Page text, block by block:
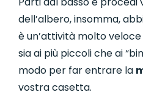
dell’albero, insomma,
è un’attività molto
sia ai più piccoli che ai
modo per far entrare la
vostra casetta.